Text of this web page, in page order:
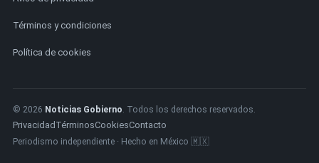
Términos y condiciones
Política de cookies
© 2026 Noticias Gobierno. Todos los derechos reservados.
Privacidad TérminosCookiesContacto
Periodismo independiente · Hecho en México 🇲🇽